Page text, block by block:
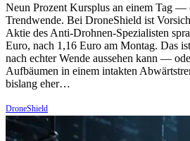
Neun Prozent Kursplus an einem Tag —
Trendwende. Bei DroneShield ist
Aktie des Anti-Drohnen-Spezialisten
Euro, nach 1,16 Euro am Montag. Das
nach echter Wende aussehen kann —
Aufbäumen in einem intakten
bislang eher…
DroneShield